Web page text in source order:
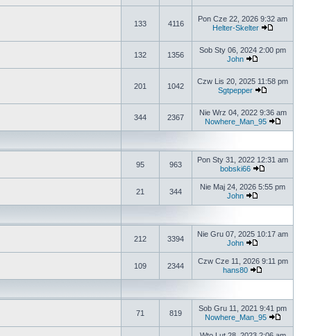
133 4116
Pon Cze 22, 2026 9:32 am
Helter-Skelter
132 1356
Sob Sty 06, 2024 2:00 pm
John
201 1042
Czw Lis 20, 2025 11:58 pm
Sgtpepper
344 2367
Nie Wrz 04, 2022 9:36 am
Nowhere_Man_95
95 963
Pon Sty 31, 2022 12:31 am
bobski66
21 344
Nie Maj 24, 2026 5:55 pm
John
212 3394
Nie Gru 07, 2025 10:17 am
John
109 2344
Czw Cze 11, 2026 9:11 pm
hans80
71 819
Sob Gru 11, 2021 9:41 pm
Nowhere_Man_95